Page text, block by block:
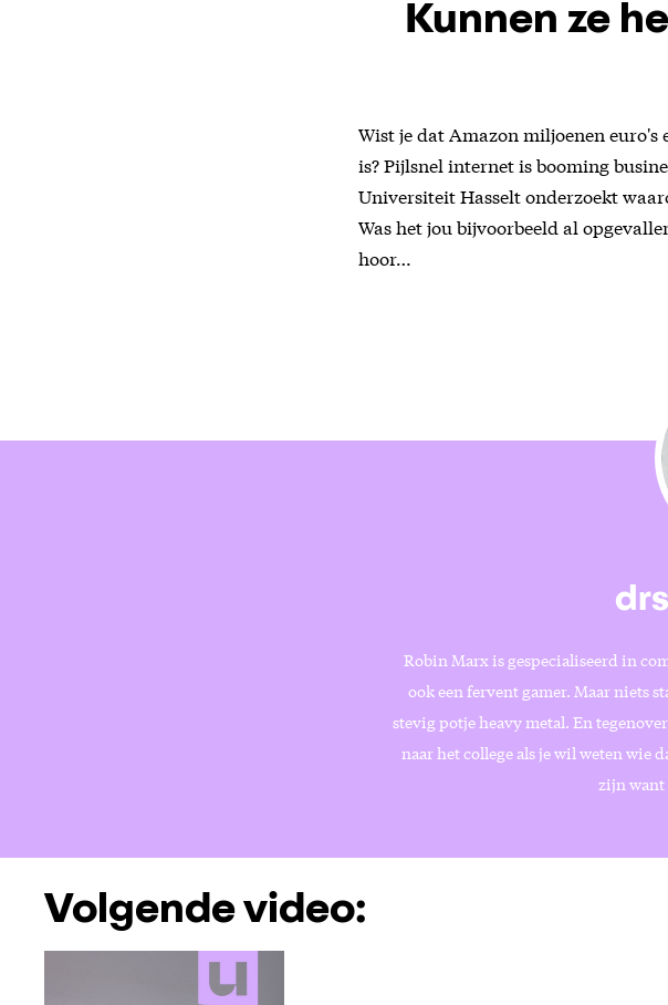
Kunnen ze
Wist je dat Amazon miljoenen
is? Pijlsnel internet is booming
Universiteit Hasselt onderzoekt
Was het jou bijvoorbeeld al
hoor…
Robin Marx is gespecialiseerd in
ook een fervent gamer. Maar niets
stevig potje heavy metal. En
naar het college als je wil weten wie
zijn
Volgende video: